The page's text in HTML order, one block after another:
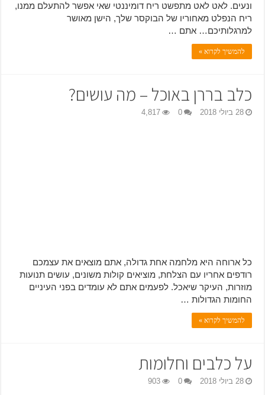
ונעים. לאט לאט מתפשט ריח דומיננטי שאי אפשר להתעלם ממנו,
ריח הנפלט מאחוריו של הבוקסר שלך, הישן מאושר
למרגלותיכם… אתם …
להמשיך לקרוא »
כלב בררן באוכל – מה עושים?
28 ביולי 2018 0
4,817
כל ארוחה היא מלחמה אחת גדולה, אתם מוצאים את עצמכם
רודפים אחריו עם הצלחת, מוציאים קולות משונים, עושים תנועות
מוזרות, העיקר שיאכל. לפעמים אתם לא עומדים בפני העיניים
החומות הגדולות …
להמשיך לקרוא »
על כלבים וחלומות
28 ביולי 2018 0
903